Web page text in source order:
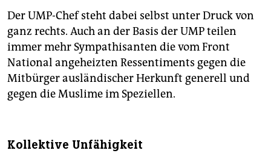
Der UMP-Chef steht dabei selbst unter Druck von
ganz rechts. Auch an der Basis der UMP teilen
immer mehr Sympathisanten die vom Front
National angeheizten Ressentiments gegen die
Mitbürger ausländischer Herkunft generell und
gegen die Muslime im Speziellen.
Kollektive Unfähigkeit